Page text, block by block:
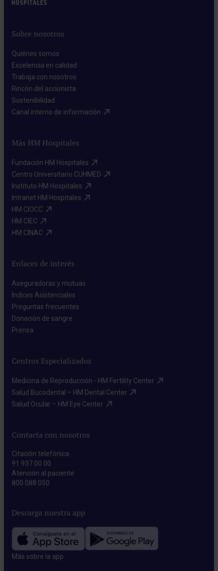
Sobre nosotros
Quiénes somos​
Excelencia en calidad​
Trabaja con nosotros​
Rincón del accionista​
Sostenibilidad​
Canal interno de información​
Más HM Hospitales
Fundación HM Hospitales​
Centro Universitario CUHMED​
Instituto HM Hospitales​
Intranet HM Hospitales​
HM CIOCC​
HM CIEC​
HM CINAC​
Enlaces de interés
Aseguradoras y mutuas​
Índices Asistenciales​
Preguntas frecuentes​
Donación de sangre​
Prensa​
Centros Especializados
Medicina de Reproducción - HM Fertility Center​
Salud Bucodental – HM Dental Center​
Salud Ocular – HM Eye Center​
Contacta con nosotros
Citación telefónica
91 937 00 00
Atención al paciente
800 088 050
Descarga nuestra app
Más sobre la app​